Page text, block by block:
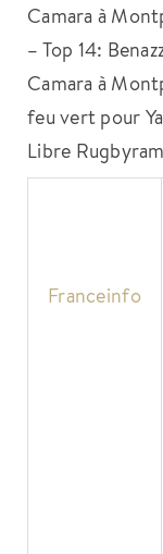
Camara à
– Top 14:
Camara à
feu vert pour
Libre
Franceinfo